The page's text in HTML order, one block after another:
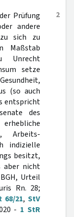
2
Prüfung
andere
sich zu
Maßstab
Unrecht
setze
(so auch
entspricht
des
Arbeits-
indizielle
besitzt,
aber nicht
Urteil
Rn. 28;
68/21,StV
- 1 StR